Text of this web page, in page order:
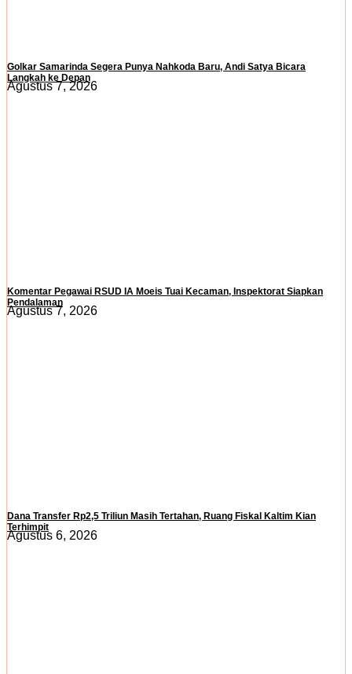
Golkar Samarinda Segera Punya Nahkoda Baru, Andi Satya Bicara
Langkah ke Depan
Agustus 7, 2026
Komentar Pegawai RSUD IA Moeis Tuai Kecaman, Inspektorat Siapkan
Pendalaman
Agustus 7, 2026
Dana Transfer Rp2,5 Triliun Masih Tertahan, Ruang Fiskal Kaltim Kian
Terhimpit
Agustus 6, 2026